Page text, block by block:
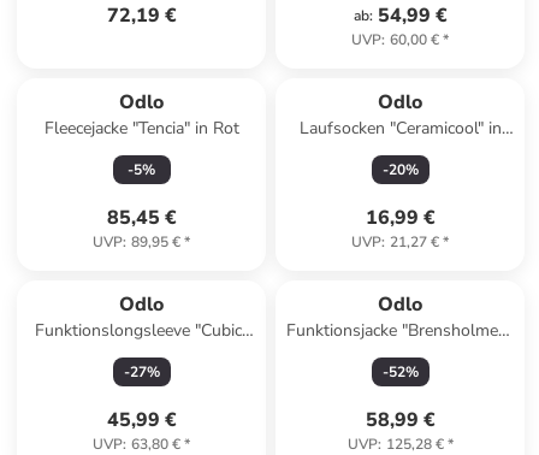
72,19 € ab: 54,99 €
UVP: 60,00 €*
Odlo
Fleecejacke "Tencia" in Rot
-5%
85,45 €
UVP: 89,95 €*
Odlo
Laufsocken "Ceramicool" in
Schwarz
-20%
16,99 €
UVP: 21,27 €*
Odlo
Funktionslongsleeve "Cubic"
in Beige
-27%
45,99 €
UVP: 63,80 €*
Odlo
Funktionsjacke "Brensholmen"
in Lila
-52%
58,99 €
UVP: 125,28 €*